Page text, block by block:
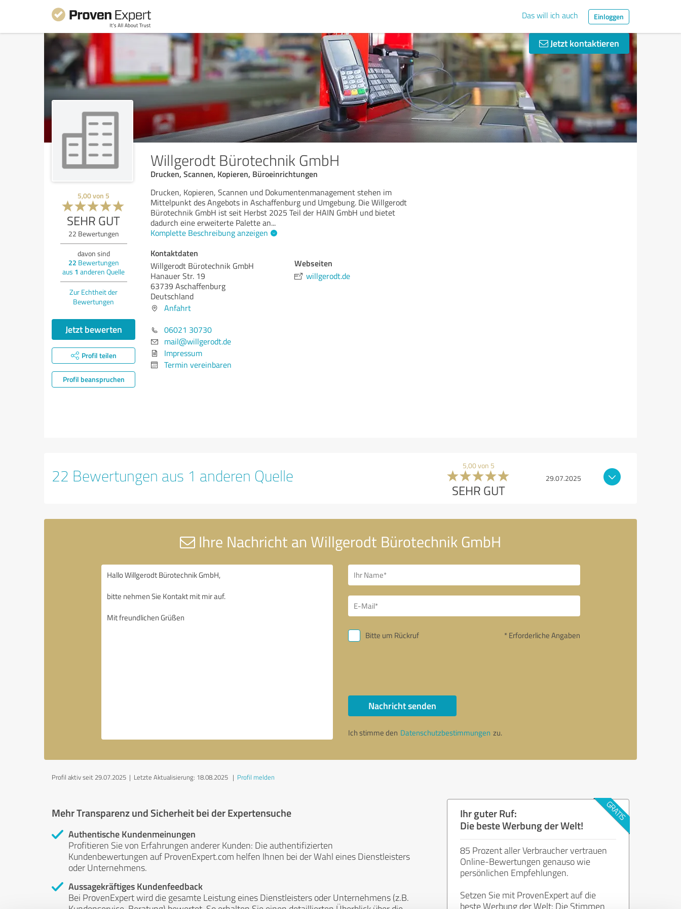
Das will ich auch Einloggen
Jetzt kontaktieren
Willgerodt Bürotechnik GmbH
Drucken, Scannen, Kopieren, Büroeinrichtungen
5,00von 5
SEHR GUT
22 Bewertungen
davon sind
22 Bewertungen
aus 1 anderen Quelle
Zur Echtheit der
Bewertungen
Jetzt bewerten
Profil teilen
Profil beanspruchen
Drucken, Kopieren, Scannen und Dokumentenmanagement stehen im
Mittelpunkt des Angebots in Aschaffenburg und Umgebung. Die Willgerodt
Bürotechnik GmbH ist seit Herbst 2025 Teil der HAIN GmbH und bietet
dadurch eine erweiterte Palette an...
Komplette Beschreibung anzeigen
Kontaktdaten
Willgerodt Bürotechnik GmbH
Hanauer Str. 19
63739 Aschaffenburg
Deutschland
Anfahrt
06021 30730
mail@willgerodt.de
Impressum
Termin vereinbaren
Webseiten
willgerodt.de
22 Bewertungen aus 1 anderen Quelle 5,00 von 5
SEHR GUT
29.07.2025
Ihre Nachricht an Willgerodt Bürotechnik GmbH
Bitte um Rückruf * Erforderliche Angaben
Nachricht senden
Ich stimme den Datenschutzbestimmungen zu.
Profil aktiv seit 29.07.2025 | Letzte Aktualisierung: 18.08.2025 | Profil melden
Mehr Transparenz und Sicherheit bei der Expertensuche
Authentische Kundenmeinungen
Profitieren Sie von Erfahrungen anderer Kunden: Die authentifizierten
Kundenbewertungen auf ProvenExpert.com helfen Ihnen bei der Wahl eines Dienstleisters
oder Unternehmens.
Aussagekräftiges Kundenfeedback
Bei ProvenExpert wird die gesamte Leistung eines Dienstleisters oder Unternehmens (z.B.
Ihr guter Ruf:
Die beste Werbung der Welt!
85 Prozent aller Verbraucher vertrauen
Online-Bewertungen genauso wie
persönlichen Empfehlungen.
Setzen Sie mit ProvenExpert auf die
beste Werbung der Welt: Die Stimmen